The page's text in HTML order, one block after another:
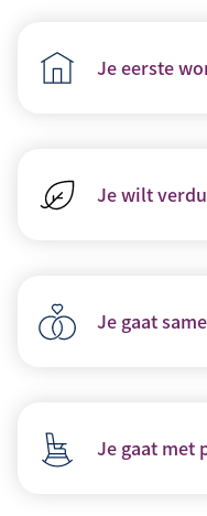
Je eerste
Je wilt
Je gaat
Je gaat met